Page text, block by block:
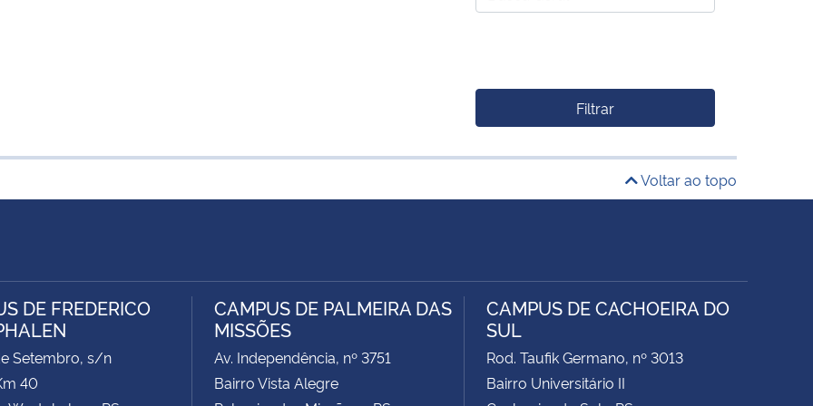
Filtrar
Voltar ao topo
DE FREDERICO
Setembro, s/n
40
CAMPUS DE PALMEIRA DAS
MISSÕES
Av. Independência, nº 3751
Bairro Vista Alegre
CAMPUS DE CACHOEIRA DO
SUL
Rod. Taufik Germano, nº 3013
Bairro Universitário II